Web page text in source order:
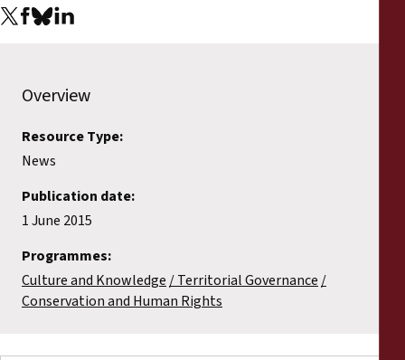
Overview
Resource Type:
News
Publication date:
1 June 2015
Programmes:
Culture and Knowledge
Territorial Governance
Conservation and Human Rights